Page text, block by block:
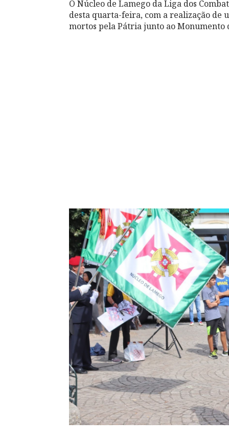
O Núcleo de Lamego da Liga dos
desta quarta-feira, com a realização de
mortos pela Pátria junto ao Monumento